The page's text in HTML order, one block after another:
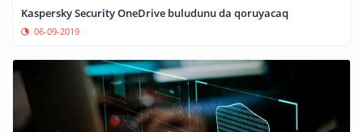
Kaspersky Security OneDrive buludunu da qoruyacaq
06-09-2019